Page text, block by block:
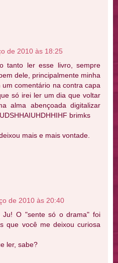
de 2010 às 18:25
tanto ler esse livro, sempre
dele, principalmente minha
comentário na contra capa
só irei ler um dia que voltar
alma abençoada digitalizar
brimks
mais e mais vontade.
de 2010 às 20:40
Ju! O "sente só o drama" foi
que você me deixou curiosa
ler, sabe?